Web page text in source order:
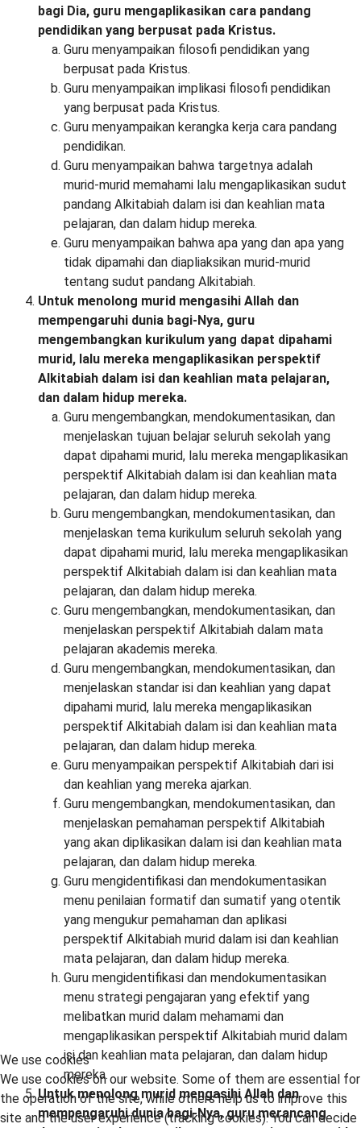
bagi Dia, guru mengaplikasikan cara pandang
pendidikan yang berpusat pada Kristus.
Guru menyampaikan filosofi pendidikan yang
berpusat pada Kristus.
Guru menyampaikan implikasi filosofi pendidikan
yang berpusat pada Kristus.
Guru menyampaikan kerangka kerja cara pandang
pendidikan.
Guru menyampaikan bahwa targetnya adalah
murid-murid memahami lalu mengaplikasikan sudut
pandang Alkitabiah dalam isi dan keahlian mata
pelajaran, dan dalam hidup mereka.
Guru menyampaikan bahwa apa yang dan apa yang
tidak dipamahi dan diapliaksikan murid-murid
tentang sudut pandang Alkitabiah.
Untuk menolong murid mengasihi Allah dan
mempengaruhi dunia bagi-Nya, guru
mengembangkan kurikulum yang dapat dipahami
murid, lalu mereka mengaplikasikan perspektif
Alkitabiah dalam isi dan keahlian mata pelajaran,
dan dalam hidup mereka.
Guru mengembangkan, mendokumentasikan, dan
menjelaskan tujuan belajar seluruh sekolah yang
dapat dipahami murid, lalu mereka mengaplikasikan
perspektif Alkitabiah dalam isi dan keahlian mata
pelajaran, dan dalam hidup mereka.
Guru mengembangkan, mendokumentasikan, dan
menjelaskan tema kurikulum seluruh sekolah yang
dapat dipahami murid, lalu mereka mengaplikasikan
perspektif Alkitabiah dalam isi dan keahlian mata
pelajaran, dan dalam hidup mereka.
Guru mengembangkan, mendokumentasikan, dan
menjelaskan perspektif Alkitabiah dalam mata
pelajaran akademis mereka.
Guru mengembangkan, mendokumentasikan, dan
menjelaskan standar isi dan keahlian yang dapat
dipahami murid, lalu mereka mengaplikasikan
perspektif Alkitabiah dalam isi dan keahlian mata
pelajaran, dan dalam hidup mereka.
Guru menyampaikan perspektif Alkitabiah dari isi
dan keahlian yang mereka ajarkan.
Guru mengembangkan, mendokumentasikan, dan
menjelaskan pemahaman perspektif Alkitabiah
yang akan diplikasikan dalam isi dan keahlian mata
pelajaran, dan dalam hidup mereka.
Guru mengidentifikasi dan mendokumentasikan
menu penilaian formatif dan sumatif yang otentik
yang mengukur pemahaman dan aplikasi
perspektif Alkitabiah murid dalam isi dan keahlian
mata pelajaran, dan dalam hidup mereka.
Guru mengidentifikasi dan mendokumentasikan
menu strategi pengajaran yang efektif yang
melibatkan murid dalam mehamami dan
mengaplikasikan perspektif Alkitabiah murid dalam
isi dan keahlian mata pelajaran, dan dalam hidup
mereka.
Untuk menolong murid mengasihi Allah dan
mempengaruhi dunia bagi-Nya, guru merancang
We use cookies
We use cookies on our website. Some of them are essential for
the operation of the site, while others help us to improve this
site and the user experience (tracking cookies). You can decide